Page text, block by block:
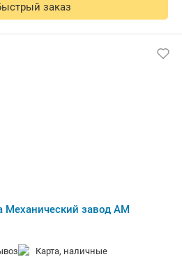
заказ
Механический завод АМ
карта, наличные